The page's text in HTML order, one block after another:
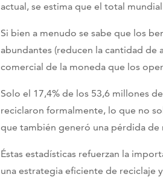
actual, se estima que el total
Si bien a menudo se sabe que los
abundantes (reducen la cantidad de
comercial de la moneda que los
Solo el 17,4% de los 53,6 millones
reciclaron formalmente, lo que no
que también generó una pérdida de
Éstas estadísticas refuerzan la
una estrategia eficiente de reciclaje